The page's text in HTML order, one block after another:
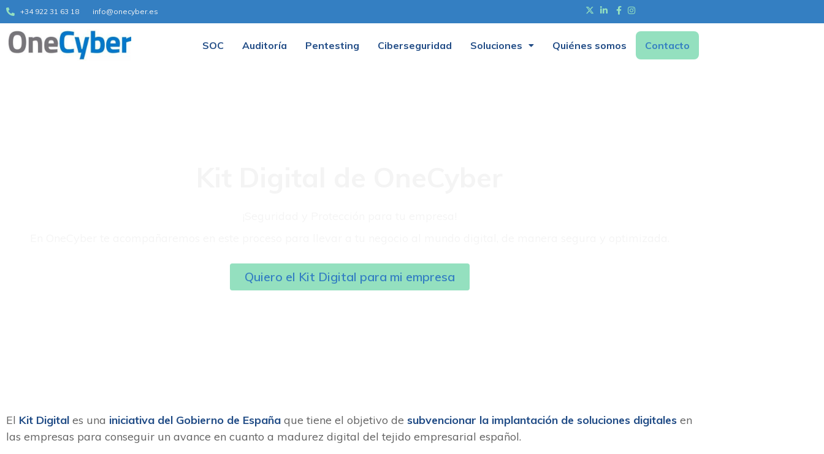
+34 922 31 63 18 info@onecyber.es
SOC Auditoría Pentesting Ciberseguridad Soluciones Quiénes somos Contacto
Quiero el Kit Digital para mi empresa
El Kit Digital es una iniciativa del Gobierno de España que tiene el objetivo de subvencionar la implantación de soluciones digitales en
las empresas para conseguir un avance en cuanto a madurez digital del tejido empresarial español.